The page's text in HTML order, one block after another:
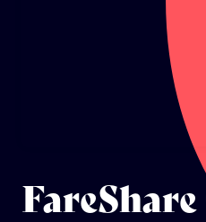
LLYSGENHADON HINSAWDD